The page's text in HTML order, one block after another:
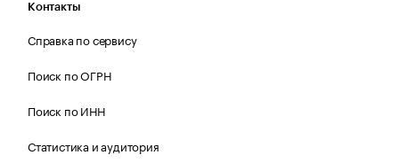
Контакты
Справка по сервису
Поиск по ОГРН
Поиск по ИНН
Статистика и аудитория